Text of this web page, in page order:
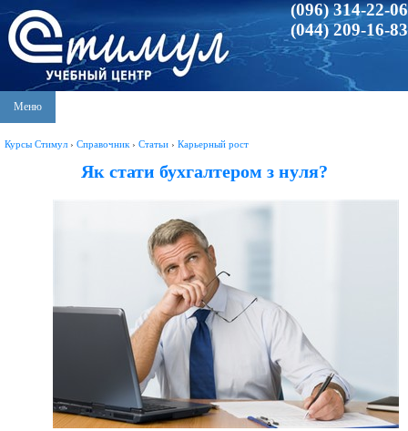
(096) 314-22-06
(044) 209-16-83
Меню
Курсы Стимул › Справочник › Статьи › Карьерный рост
Як стати бухгалтером з нуля?